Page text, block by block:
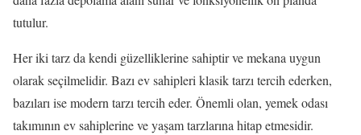
tutulur.
Her iki tarz da kendi güzelliklerine sahiptir ve mekana uygun
olarak seçilmelidir. Bazı ev sahipleri klasik tarzı tercih ederken,
bazıları ise modern tarzı tercih eder. Önemli olan, yemek odası
takımının ev sahiplerine ve yaşam tarzlarına hitap etmesidir.